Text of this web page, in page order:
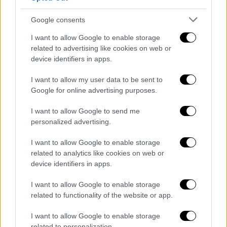
Google consents
I want to allow Google to enable storage
related to advertising like cookies on web or
device identifiers in apps.
I want to allow my user data to be sent to
Google for online advertising purposes.
I want to allow Google to send me
personalized advertising.
I want to allow Google to enable storage
related to analytics like cookies on web or
device identifiers in apps.
I want to allow Google to enable storage
related to functionality of the website or app.
I want to allow Google to enable storage
προκαλέσουν πυρκαγιά (π.χ.
ηλεκτροκολλήσεις, χρήση τροχού ή
άλλου εργαλείου που δημιουργεί
σπινθήρες).
Μην πετάτε αναμμένα τσιγάρα.
Μην αφήνετε τα σκουπίδια στο δάσος.
Υπάρχει κίνδυνος ανάφλεξης.
Σεβαστείτε τα απαγορευτικά
πρόσβασης σε περιόδους υψηλού
Αν το σπίτι σας βρίσκεται μέσα ή κοντά σε
δάσος
Δημιουργήστε μια αντιπυρική ζώνη γύρω
από το σπίτι καθαρίζοντας σε ακτίνα
τουλάχιστον 10 μέτρων τα ξερά χόρτα